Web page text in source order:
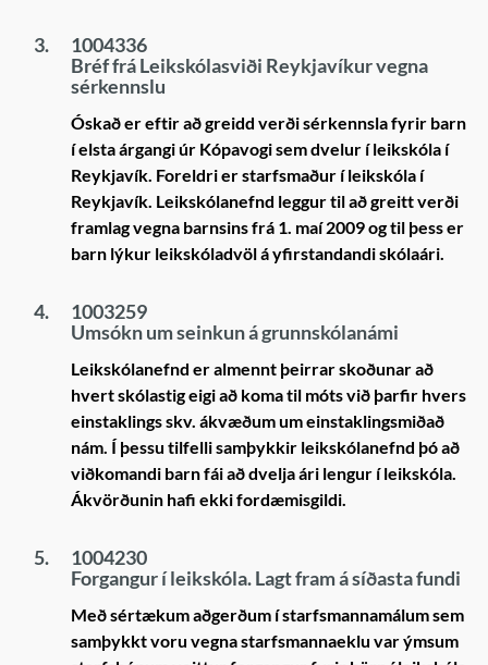
3.
1004336
Bréf frá Leikskólasviði Reykjavíkur vegna
sérkennslu
Óskað er eftir að greidd verði sérkennsla fyrir barn
í elsta árgangi úr Kópavogi sem dvelur í leikskóla í
Reykjavík. Foreldri er starfsmaður í leikskóla í
Reykjavík. Leikskólanefnd leggur til að greitt verði
framlag vegna barnsins frá 1. maí 2009 og til þess er
barn lýkur leikskóladvöl á yfirstandandi skólaári.
4.
1003259
Umsókn um seinkun á grunnskólanámi
Leikskólanefnd er almennt þeirrar skoðunar að
hvert skólastig eigi að koma til móts við þarfir hvers
einstaklings skv. ákvæðum um einstaklingsmiðað
nám. Í þessu tilfelli samþykkir leikskólanefnd þó að
viðkomandi barn fái að dvelja ári lengur í leikskóla.
Ákvörðunin hafi ekki fordæmisgildi.
5.
1004230
Forgangur í leikskóla. Lagt fram á síðasta fundi
Með sértækum aðgerðum í starfsmannamálum sem
samþykkt voru vegna starfsmannaeklu var ýmsum